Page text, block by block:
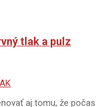
tlak a pulz
aj tomu, že